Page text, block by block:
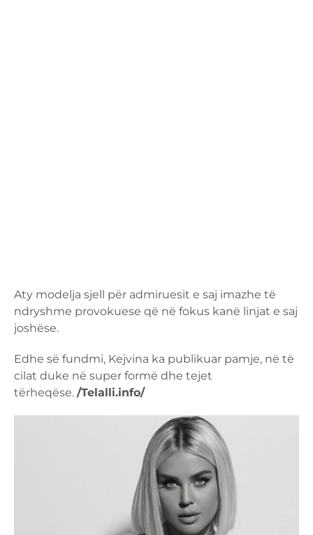
Aty modelja sjell për admiruesit e saj imazhe të
ndryshme provokuese që në fokus kanë linjat e saj
joshëse.
Edhe së fundmi, Kejvina ka publikuar pamje, në të
cilat duke në super formë dhe tejet
tërheqëse. /Telalli.info/